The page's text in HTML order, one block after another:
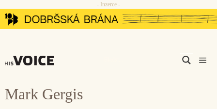
Přeskočit
na
- Inzerce -
Mark Gergis